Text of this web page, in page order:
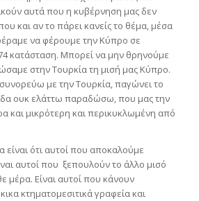
αυτά που η κυβέρνηση μας δεν
και αν το πάρει κανείς το θέμα, μέσα
να φέρουμε την Κύπρο σε
κατάσταση. Μπορεί να μην θρηνούμε
στην Τουρκία τη μισή μας Κύπρο.
με την Τουρκία, παγώνει το
ουκ ελάττω παραδώσω, που μας την
και μικρότερη και περικυκλωμένη από
είναι ότι αυτοί που αποκαλούμε
αυτοί που ξεπουλούν το άλλο μισό
μέρα. Είναι αυτοί που κάνουν
κτηματομεσιτικά γραφεία και